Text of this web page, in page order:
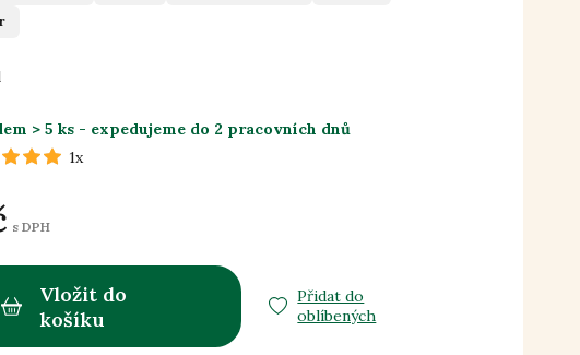
> 5 ks - expedujeme do 2 pracovních dnů
1x
s DPH
Vložit do
košíku
Přidat do
oblíbených